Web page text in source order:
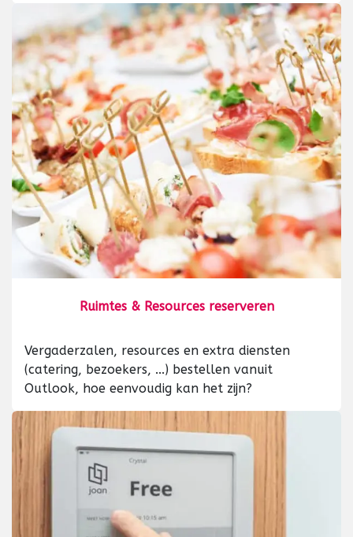
Ruimtes & Resources reserveren
Vergaderzalen, resources en extra diensten
(catering, bezoekers, ...) bestellen vanuit
Outlook, hoe eenvoudig kan het zijn?